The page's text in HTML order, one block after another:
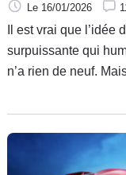
Le 16/01/2026
Il est vrai que
surpuissante qui
n’a rien de neuf.